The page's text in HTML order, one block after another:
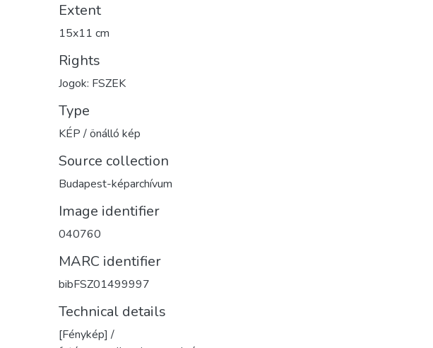
Extent
15x11 cm
Rights
Jogok: FSZEK
Type
KÉP / önálló kép
Source collection
Budapest-képarchívum
Image identifier
040760
MARC identifier
bibFSZ01499997
Technical details
[Fénykép] /